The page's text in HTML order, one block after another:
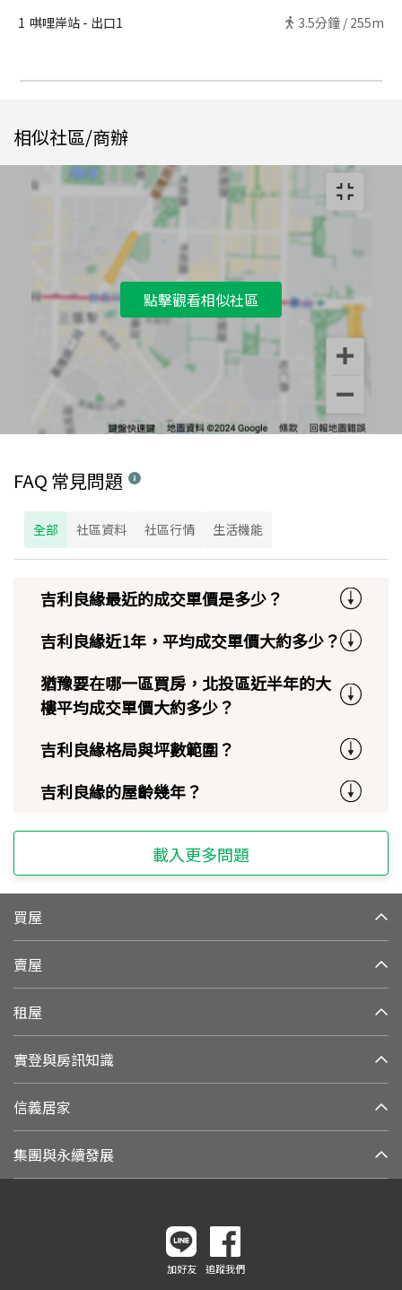
1 唭哩岸站 - 出口1 3.5分鐘 / 255m
相似社區/商辦
點擊觀看相似社區
FAQ 常見問題
全部 社區資料 社區行情 生活機能
吉利良緣最近的成交單價是多少？
吉利良緣近1年，平均成交單價大約多少？
猶豫要在哪一區買房，北投區近半年的大
樓平均成交單價大約多少？
吉利良緣格局與坪數範圍？
吉利良緣的屋齡幾年？
載入更多問題
買屋
賣屋
租屋
實登與房訊知識
信義居家
集團與永續發展
加好友 追蹤我們